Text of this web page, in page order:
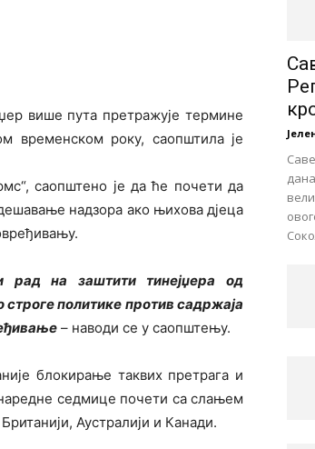
више пута претражује термине
временском року, саопштила је
саопштено је да ће почети да
надзора ако њихова дјеца
рад на заштити тинејџера од
политике против садржаја
– наводи се у саопштењу.
блокирање таквих претрага и
седмице почети са слањем
Аустралији и Канади.